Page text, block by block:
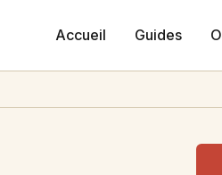
Accueil Guides